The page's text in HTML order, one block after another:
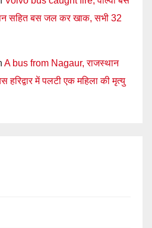
सहित बस जल कर खाक, सभी 32
A bus from Nagaur, राजस्थान
हरिद्वार में पलटी एक महिला की मृत्यु